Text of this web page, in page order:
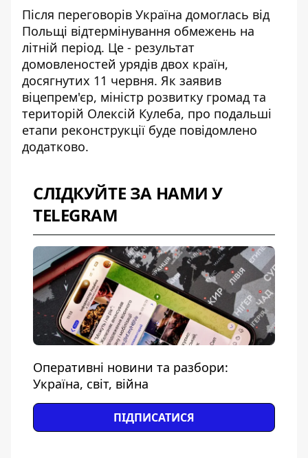
Після переговорів Україна домоглась від
Польщі відтермінування обмежень на
літній період. Це - результат
домовленостей урядів двох країн,
досягнутих 11 червня. Як заявив
віцепрем'єр, міністр розвитку громад та
територій Олексій Кулеба, про подальші
етапи реконструкції буде повідомлено
додатково.
СЛІДКУЙТЕ ЗА НАМИ У
TELEGRAM
Оперативні новини та разбори:
Україна, світ, війна
ПІДПИСАТИСЯ